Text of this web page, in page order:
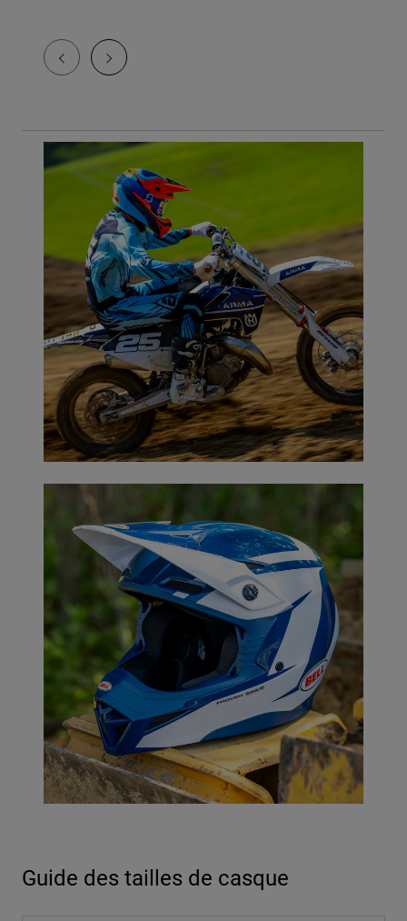
Guide des tailles de casque